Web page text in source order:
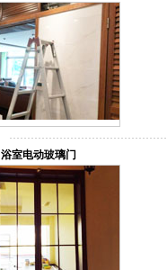
浴室电动玻璃门